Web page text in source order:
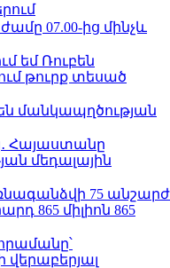
ժամը 07.00-ից մինչև
եմ Ռուբեն
թուրք տեսած
մանկապղծության
Հայաստանը
մեդալային
75 անշարժ
865 միլիոն 865
վերաբերյալ